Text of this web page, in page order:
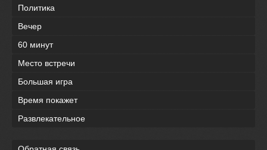
Политика
Вечер
60 минут
Место встречи
Большая игра
Время покажет
Развлекательное